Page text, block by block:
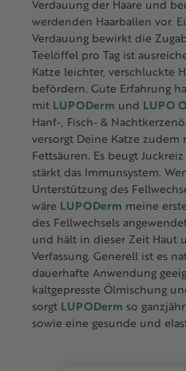
Verdauung der Haare und
werdenden Haarballen vor.
Verdauung bewirkt die
Teelöffel pro Tag ist
Katze leichter, verschluckte
befördern. Gute Erfahrung
mit LUPODerm und LUPO
Hanf-, Fisch- &
versorgt Deine Katze zudem
Fettsäuren. Es beugt
stärkt das Immunsystem.
Unterstützung des
wäre LUPODerm meine
des Fellwechsels
und hält in dieser Zeit Haut
Verfassung. Generell ist es
dauerhafte Anwendung
kaltgepresste Ölmischung
sorgt LUPODerm so
sowie eine gesunde und